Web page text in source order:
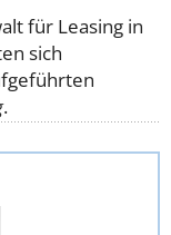
für Leasing in
sich
.